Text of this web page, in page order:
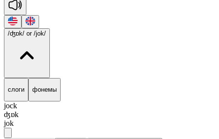
/ʤɒk/ or /jok/
слоги фонемы
jock
ʤɒk
jok